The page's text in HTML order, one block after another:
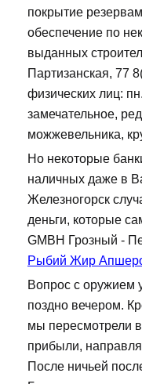
покрытие
обеспечение по
выданных
Партизанская, 77
физических лиц:
замечательное,
можжевельника,
Но некоторые
наличных даже в
Железногорск
деньги, которые
GMBH Грозный -
Рыбий Жир
Вопрос с оружием
поздно вечером.
мы пересмотрели в
прибыли,
После ничьей